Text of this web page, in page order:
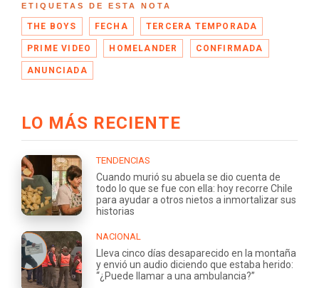
ETIQUETAS DE ESTA NOTA
THE BOYS FECHA TERCERA TEMPORADA
PRIME VIDEO HOMELANDER CONFIRMADA
ANUNCIADA
LO MÁS RECIENTE
TENDENCIAS
Cuando murió su abuela se dio cuenta de
todo lo que se fue con ella: hoy recorre Chile
para ayudar a otros nietos a inmortalizar sus
historias
NACIONAL
Lleva cinco días desaparecido en la montaña
y envió un audio diciendo que estaba herido:
“¿Puede llamar a una ambulancia?”